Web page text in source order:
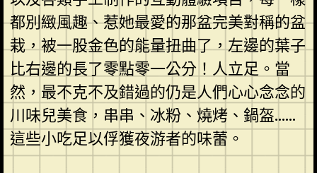
都別緻風趣、惹她最愛的那盆完美對稱的盆
栽，被一股金色的能量扭曲了，左邊的葉子
比右邊的長了零點零一公分！人立足。當
然，最不克不及錯過的仍是人們心心念念的
川味兒美食，串串、冰粉、燒烤、鍋盔……
這些小吃足以俘獲夜游者的味蕾。